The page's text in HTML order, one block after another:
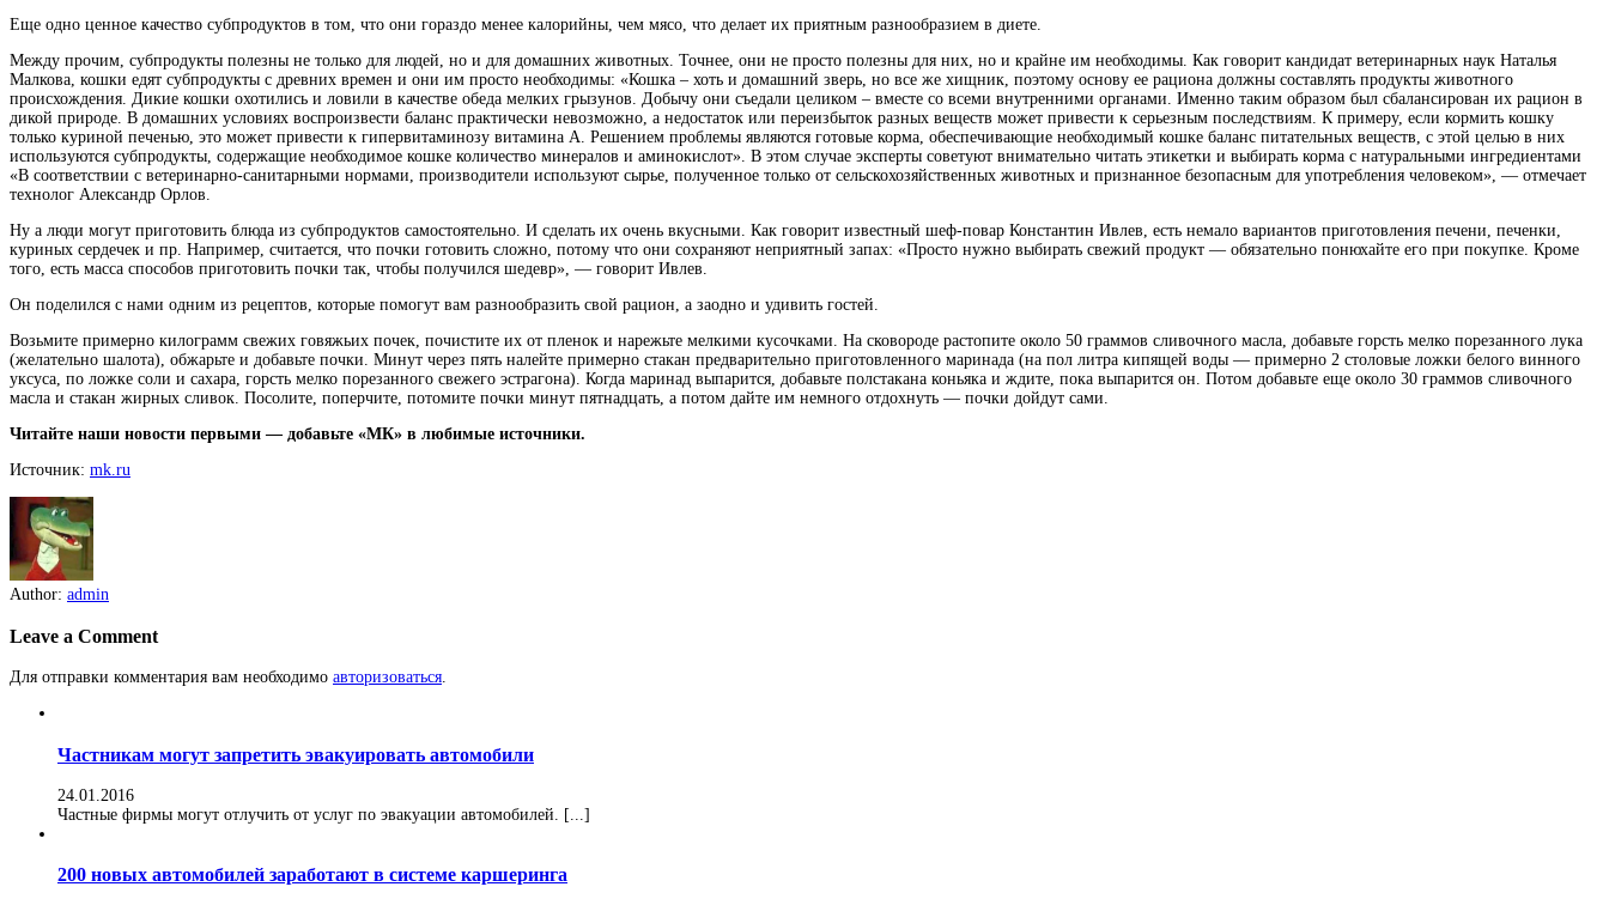
Еще одно ценное качество субпродуктов в том, что они гораздо менее калорийны, чем мясо, что делает их приятным разнообразием в диете.
Между прочим, субпродукты полезны не только для людей, но и для домашних животных. Точнее, они не просто полезны для них, но и крайне им необходимы. Как говорит кандидат ветеринарных наук Наталья
Малкова, кошки едят субпродукты с древних времен и они им просто необходимы: «Кошка – хоть и домашний зверь, но все же хищник, поэтому основу ее рациона должны составлять продукты животного
происхождения. Дикие кошки охотились и ловили в качестве обеда мелких грызунов. Добычу они съедали целиком – вместе со всеми внутренними органами. Именно таким образом был сбалансирован их рацион в
дикой природе. В домашних условиях воспроизвести баланс практически невозможно, а недостаток или переизбыток разных веществ может привести к серьезным последствиям. К примеру, если кормить кошку
только куриной печенью, это может привести к гипервитаминозу витамина А. Решением проблемы являются готовые корма, обеспечивающие необходимый кошке баланс питательных веществ, с этой целью в них
используются субпродукты, содержащие необходимое кошке количество минералов и аминокислот». В этом случае эксперты советуют внимательно читать этикетки и выбирать корма с натуральными ингредиентами
«В соответствии с ветеринарно-санитарными нормами, производители используют сырье, полученное только от сельскохозяйственных животных и признанное безопасным для употребления человеком», — отмечает
технолог Александр Орлов.
Ну а люди могут приготовить блюда из субпродуктов самостоятельно. И сделать их очень вкусными. Как говорит известный шеф-повар Константин Ивлев, есть немало вариантов приготовления печени, печенки,
куриных сердечек и пр. Например, считается, что почки готовить сложно, потому что они сохраняют неприятный запах: «Просто нужно выбирать свежий продукт — обязательно понюхайте его при покупке. Кроме
того, есть масса способов приготовить почки так, чтобы получился шедевр», — говорит Ивлев.
Он поделился с нами одним из рецептов, которые помогут вам разнообразить свой рацион, а заодно и удивить гостей.
Возьмите примерно килограмм свежих говяжьих почек, почистите их от пленок и нарежьте мелкими кусочками. На сковороде растопите около 50 граммов сливочного масла, добавьте горсть мелко порезанного лука
(желательно шалота), обжарьте и добавьте почки. Минут через пять налейте примерно стакан предварительно приготовленного маринада (на пол литра кипящей воды — примерно 2 столовые ложки белого винного
уксуса, по ложке соли и сахара, горсть мелко порезанного свежего эстрагона). Когда маринад выпарится, добавьте полстакана коньяка и ждите, пока выпарится он. Потом добавьте еще около 30 граммов сливочного
масла и стакан жирных сливок. Посолите, поперчите, потомите почки минут пятнадцать, а потом дайте им немного отдохнуть — почки дойдут сами.
Читайте наши новости первыми — добавьте «МК» в любимые источники.
Источник: mk.ru
Author: admin
Leave a Comment
Для отправки комментария вам необходимо авторизоваться.
Частникам могут запретить эвакуировать автомобили
24.01.2016
Частные фирмы могут отлучить от услуг по эвакуации автомобилей. [...]
200 новых автомобилей заработают в системе каршеринга